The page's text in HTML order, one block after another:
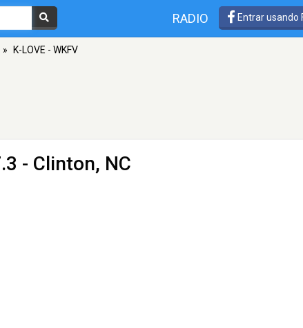
RADIO Entrar usando
» K-LOVE - WKFV
- Clinton, NC